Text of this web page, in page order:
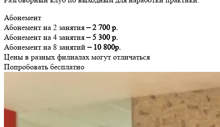
Абонемент
Абонемент на 2 занятия– 2 700 р.
Абонемент на 4 занятия– 5 300 р.
Абонемент на 8 занятий– 10 800р.
Цены в разных филиалах могут отличаться
Попробовать бесплатно